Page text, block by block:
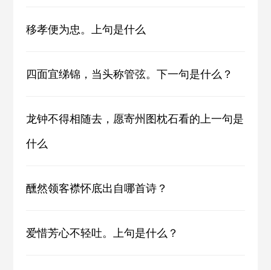
移孝便为忠。上句是什么
四面宜绨锦，当头称管弦。下一句是什么？
龙钟不得相随去，愿寄州图枕石看的上一句是
什么
醺然领客襟怀底出自哪首诗？
爱惜芳心不轻吐。上句是什么？